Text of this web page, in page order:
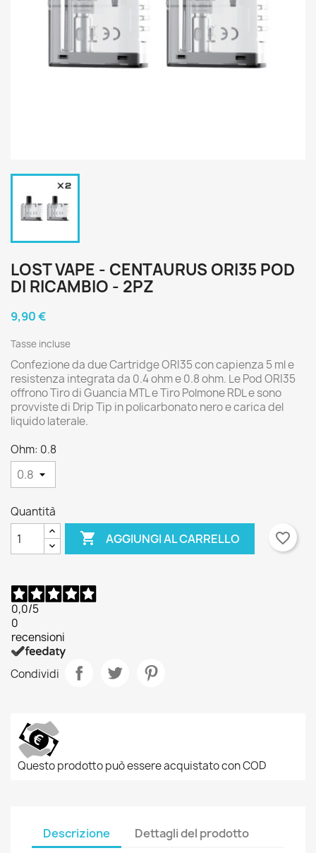
LOST VAPE - CENTAURUS ORI35 POD
DI RICAMBIO - 2PZ
9,90 €
Tasse incluse
Confezione da due Cartridge ORI35 con capienza 5 ml e
resistenza integrata da 0.4 ohm e 0.8 ohm. Le Pod ORI35
offrono Tiro di Guancia MTL e Tiro Polmone RDL e sono
provviste di Drip Tip in policarbonato nero e carica del
liquido laterale.
Ohm: 0.8
Quantità
 AGGIUNGI AL CARRELLO favorite_border
0,0/5
0
recensioni
Condividi
Questo prodotto può essere acquistato con COD
Descrizione Dettagli del prodotto